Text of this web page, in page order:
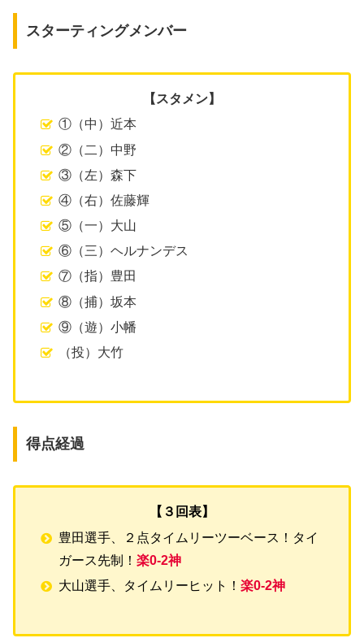
スターティングメンバー
【スタメン】
①（中）近本
②（二）中野
③（左）森下
④（右）佐藤輝
⑤（一）大山
⑥（三）ヘルナンデス
⑦（指）豊田
⑧（捕）坂本
⑨（遊）小幡
（投）大竹
得点経過
【３回表】
豊田選手、２点タイムリーツーベース！タイ
ガース先制！楽0-2神
大山選手、タイムリーヒット！楽0-2神